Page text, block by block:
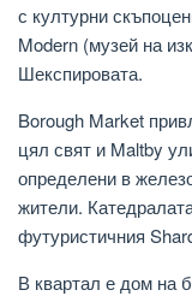
с културни
Modern (музей на
Шекспировата.
Borough Market
цял ​​свят и Maltby
определени в
жители.
футуристичния
В квартал е дом на